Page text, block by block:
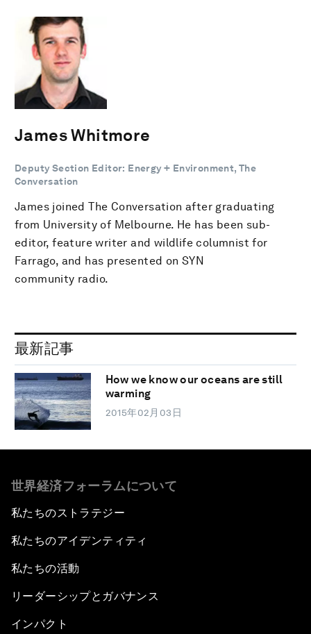
James Whitmore
Deputy Section Editor: Energy + Environment, The
Conversation
James joined The Conversation after graduating
from University of Melbourne. He has been sub-
editor, feature writer and wildlife columnist for
Farrago, and has presented on SYN
community radio.
最新記事
How we know our oceans are still
warming
2015年02月03日
世界経済フォーラムについて
私たちのストラテジー
私たちのアイデンティティ
私たちの活動
リーダーシップとガバナンス
インパクト